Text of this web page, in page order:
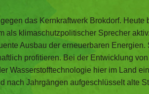
das Kernkraftwerk Brokdorf. Heute
als klimaschutzpolitischer Sprecher
Ausbau der erneuerbaren
profitieren. Bei der Entwicklung
Wasserstofftechnologie hier im Land
nach Jahrgängen aufgeschlüsselt alte